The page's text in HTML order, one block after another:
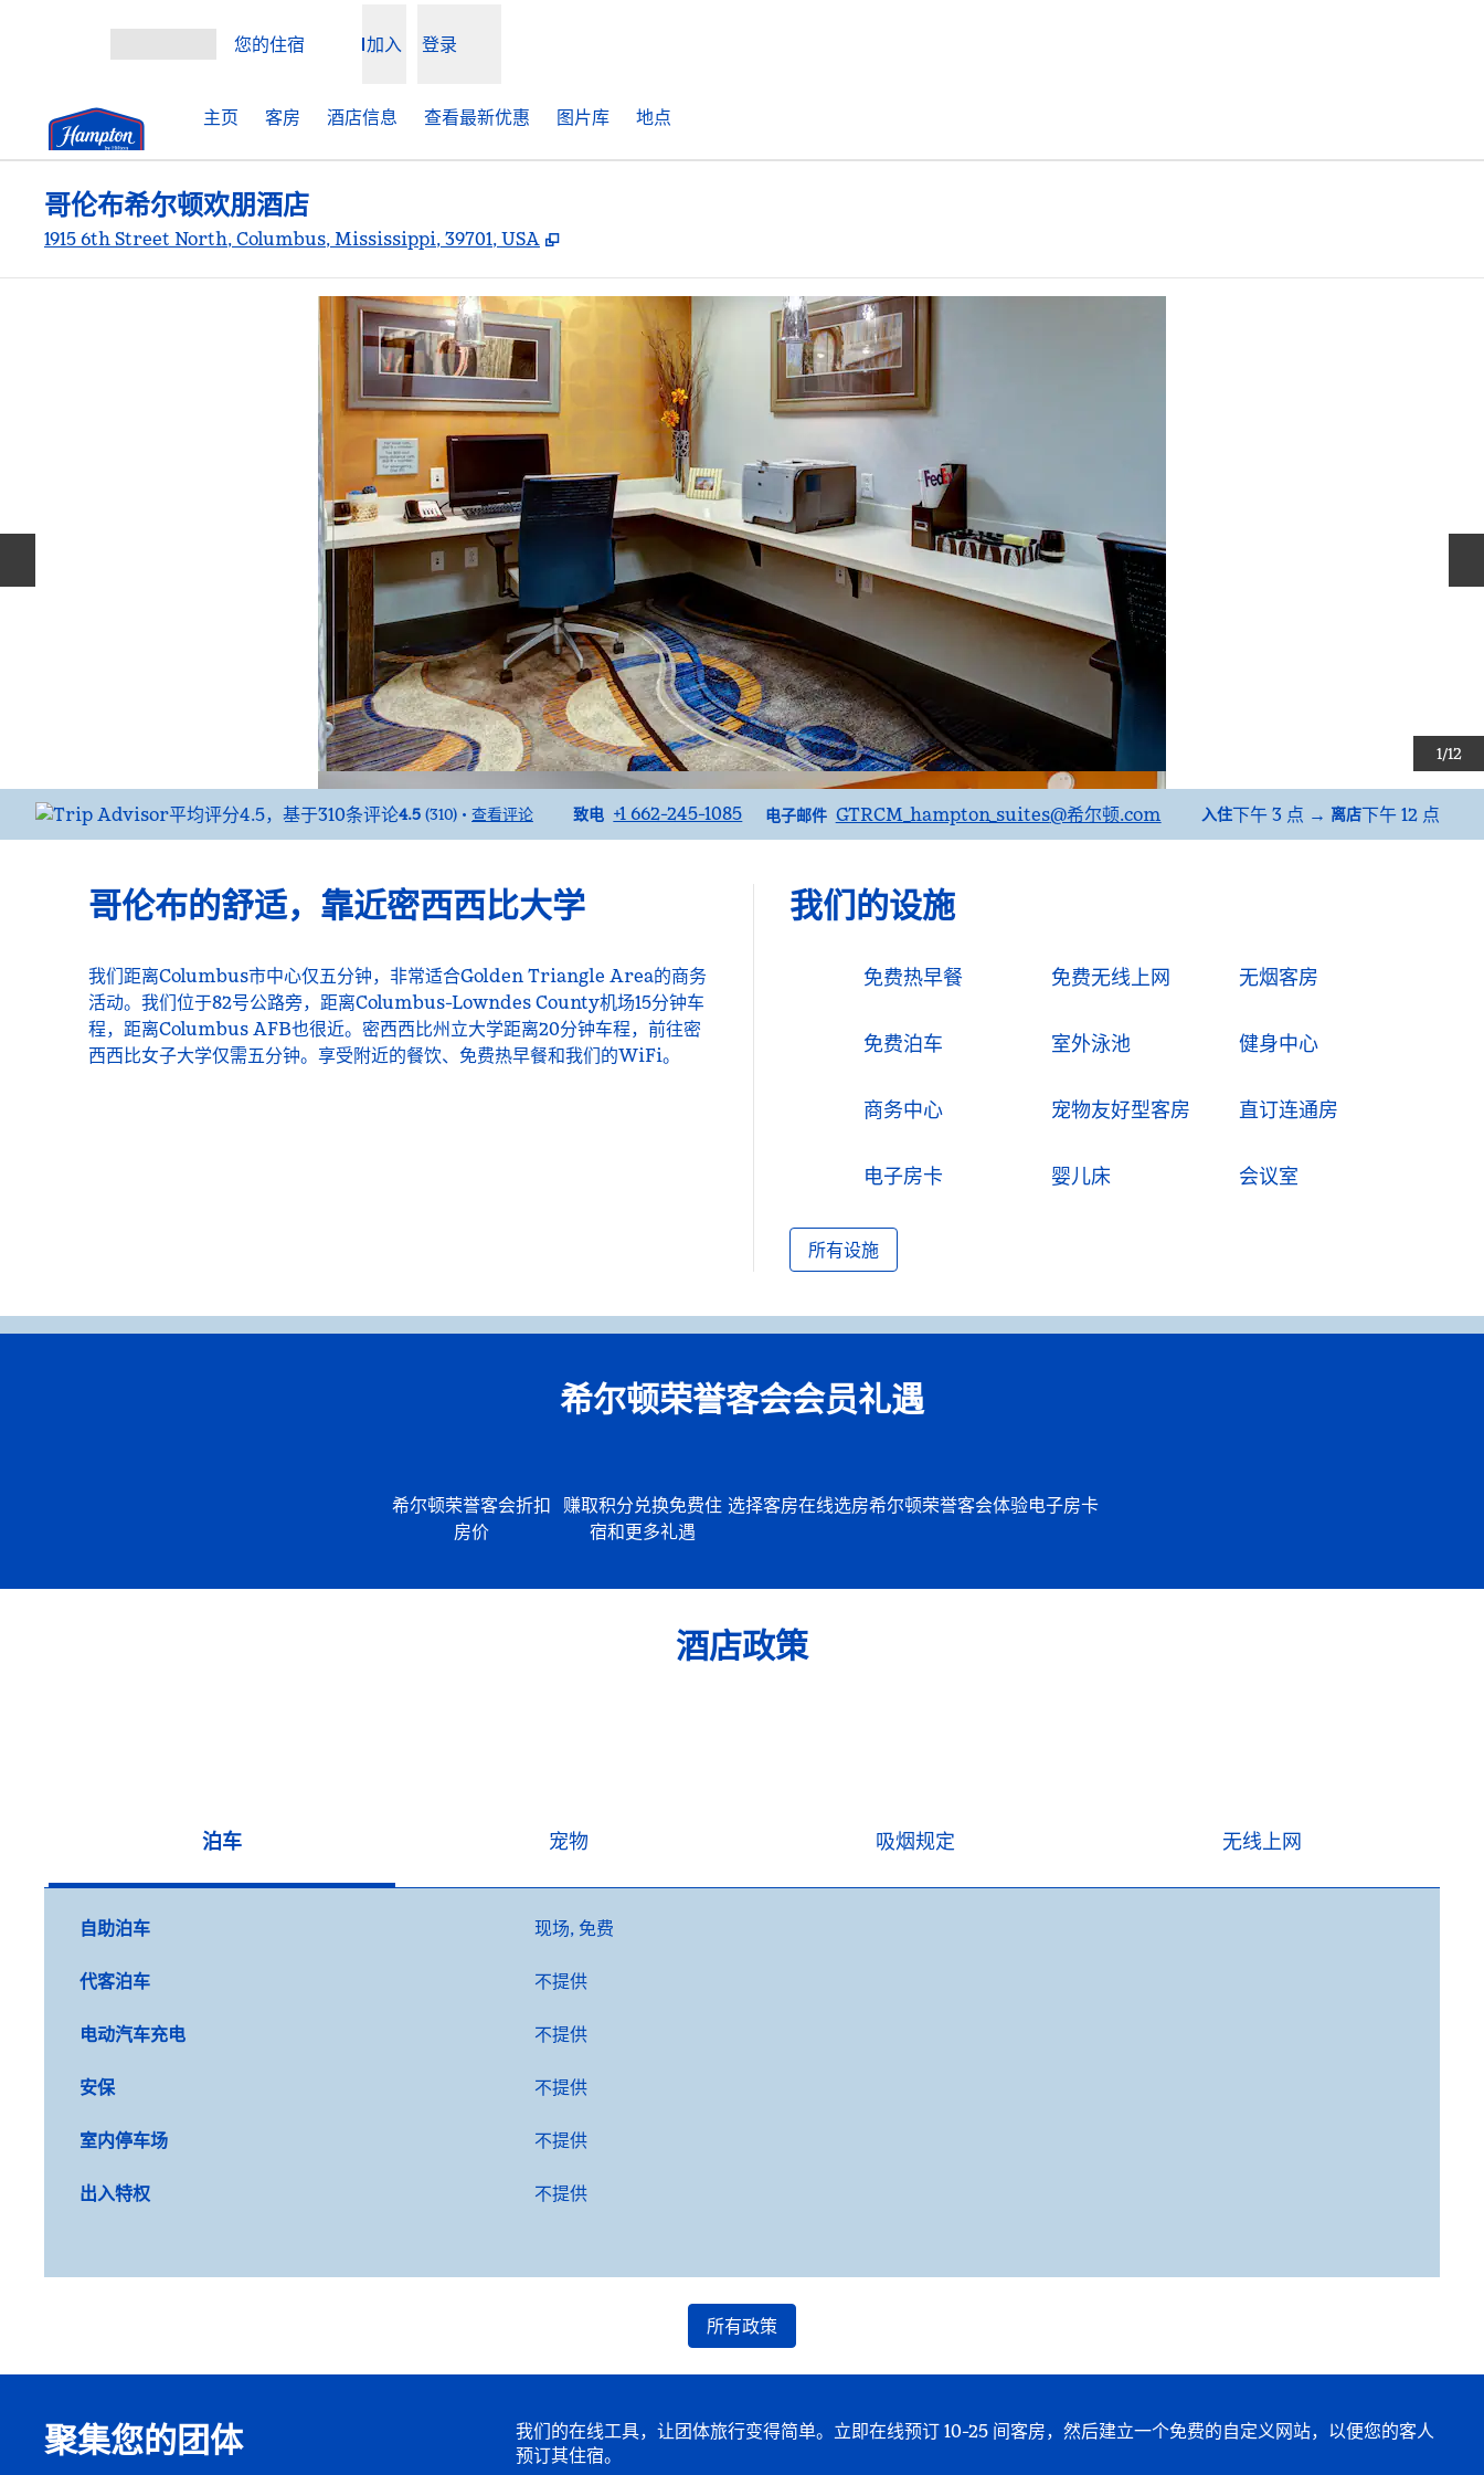
您的住宿 加入 登录
主页 客房 酒店信息 查看最新优惠​ 图片库 地点
哥伦布希尔顿欢朋酒店
1915 6th Street North, Columbus, Mississippi, 39701, USA ,
1/12
4.5 (310) • 查看评论 致电
电话 +1 662-245-1085 电子邮件
邮箱 GTRCM_hampton_suites@希尔顿.com 入住下午 3 点 → 离店下午 12 点
哥伦布的舒适，靠近密西西比大学
我们距离Columbus市中心仅五分钟，非常适合Golden Triangle Area的商务
活动。我们位于82号公路旁，距离Columbus-Lowndes County机场15分钟车
程，距离Columbus AFB也很近。密西西比州立大学距离20分钟车程，前往密
西西比女子大学仅需五分钟。享受附近的餐饮、免费热早餐和我们的WiFi。
我们的设施
免费热早餐 免费无线上网 无烟客房
免费泊车 室外泳池 健身中心
商务中心 宠物友好型客房 直订连通房
电子房卡 婴儿床 会议室
所有设施
希尔顿荣誉客会会员礼遇
希尔顿荣誉客会折扣
房价
赚取积分兑换免费住
宿和更多礼遇
选择客房在线选房希尔顿荣誉客会体验电子房卡
酒店政策
泊车 宠物 吸烟规定 无线上网
自助泊车 现场, 免费
代客泊车 不提供
电动汽车充电 不提供
安保 不提供
室内停车场 不提供
出入特权 不提供
所有政策
聚集您的团体
我们的在线工具，让团体旅行变得简单。立即在线预订 10-25 间客房，然后建立一个免费的自定义网站，以便您的客人
预订其住宿。